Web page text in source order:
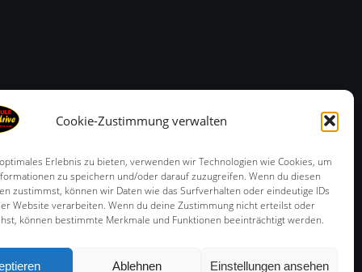
Cookie-Zustimmung verwalten
Erlebnis zu bieten, verwenden wir Technologien wie Cookies, um
zu speichern und/oder darauf zuzugreifen. Wenn du diesen
zustimmst, können wir Daten wie das Surfverhalten oder eindeutige IDs
Website verarbeiten. Wenn du deine Zustimmung nicht erteilst oder
können bestimmte Merkmale und Funktionen beeinträchtigt werden.
Ablehnen Einstellungen ansehen
kann die Fahrschule Runnersdrive Bamberg nur